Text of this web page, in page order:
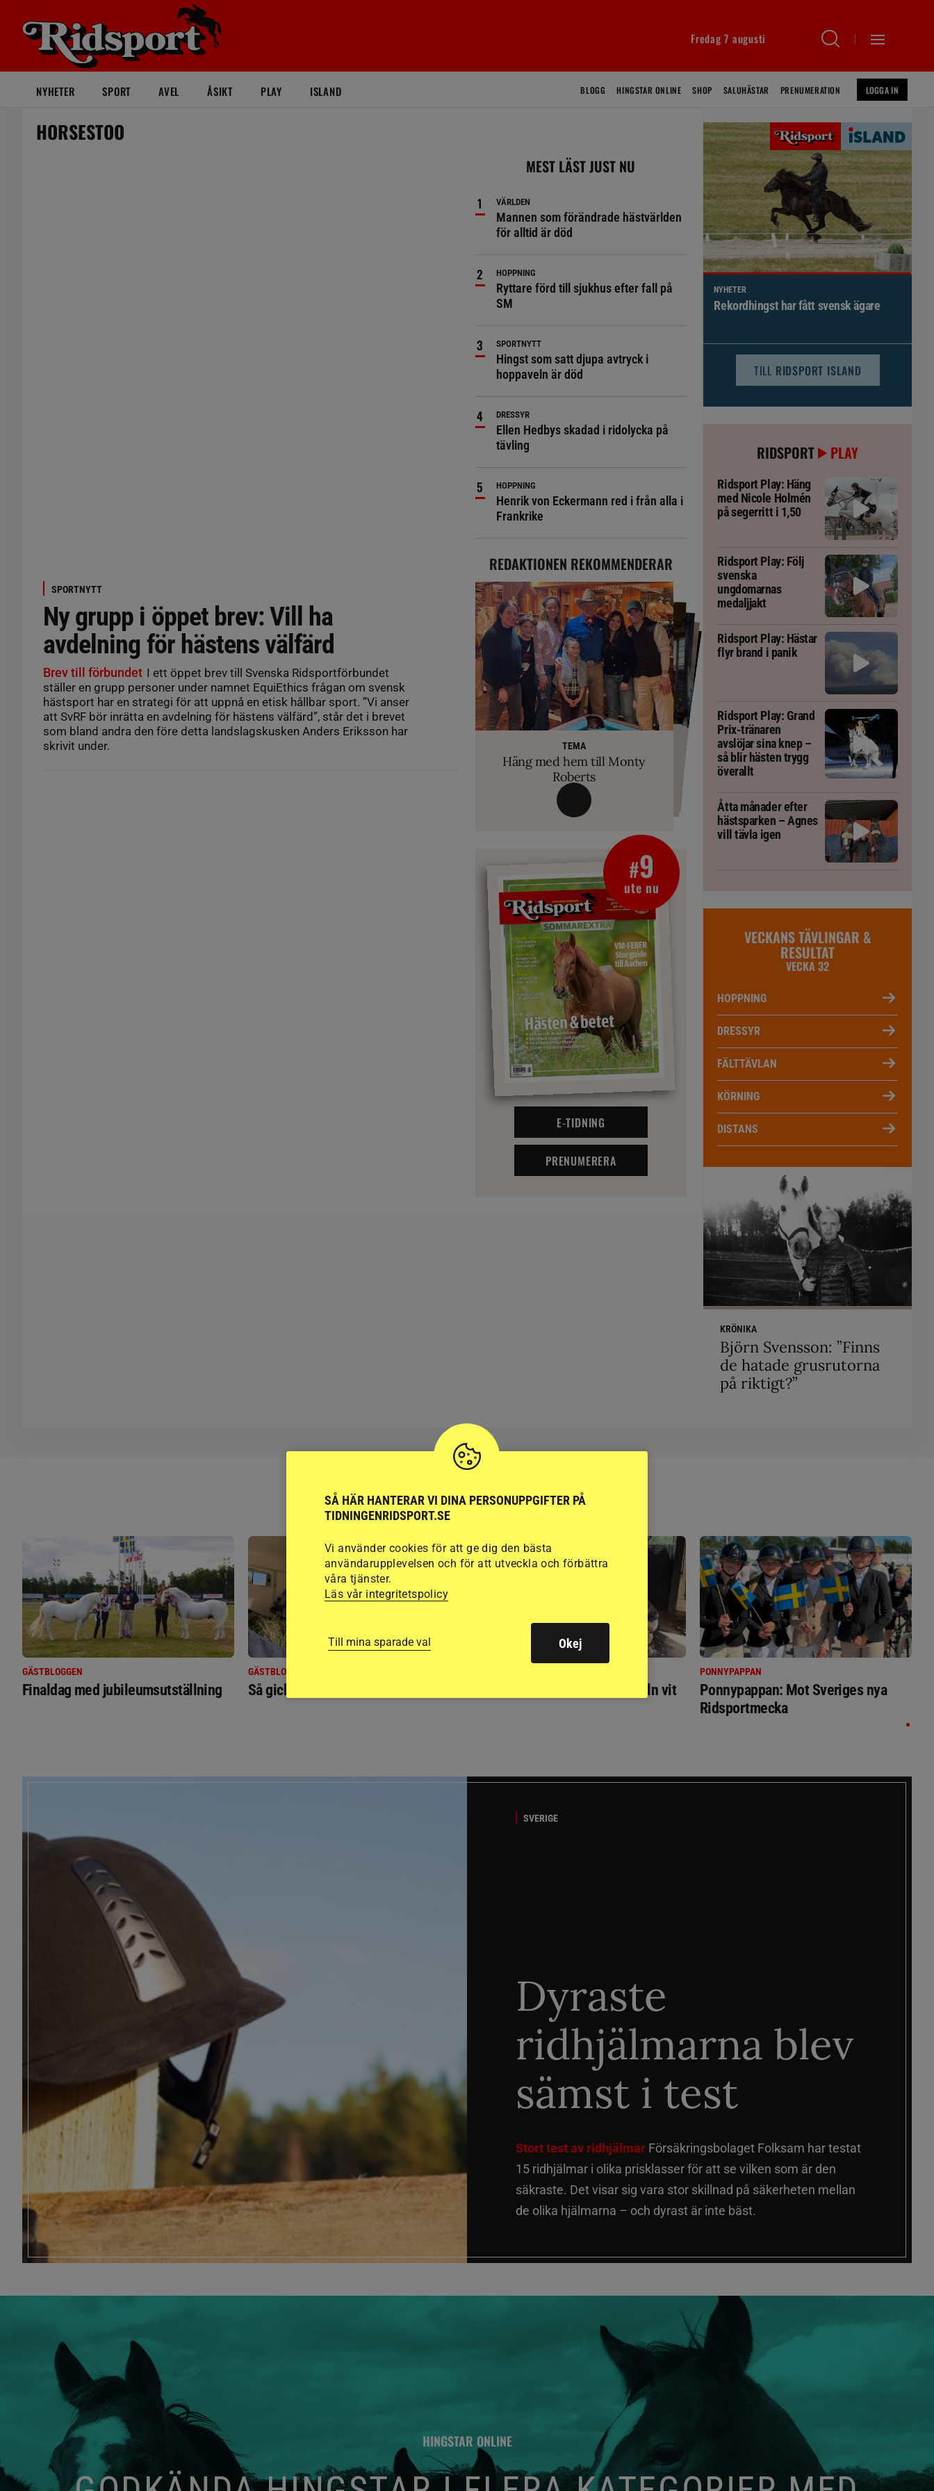
Fredag 7 augusti
NYHETER SPORT AVEL ÅSIKT PLAY ISLAND BLOGG HINGSTAR ONLINE SHOP SALUHÄSTAR PRENUMERATION LOGGA IN
HORSESTOO
SPORTNYTT
Ny grupp i öppet brev: Vill ha
avdelning för hästens välfärd
Brev till förbundet I ett öppet brev till Svenska Ridsportförbundet
ställer en grupp personer under namnet EquiEthics frågan om svensk
hästsport har en strategi för att uppnå en etisk hållbar sport. ”Vi anser
att SvRF bör inrätta en avdelning för hästens välfärd”, står det i brevet
som bland andra den före detta landslagskusken Anders Eriksson har
skrivit under.
MEST LÄST JUST NU
VÄRLDEN
Mannen som förändrade hästvärlden
för alltid är död
HOPPNING
Ryttare förd till sjukhus efter fall på
SM
SPORTNYTT
Hingst som satt djupa avtryck i
hoppaveln är död
DRESSYR
Ellen Hedbys skadad i ridolycka på
tävling
HOPPNING
Henrik von Eckermann red i från alla i
Frankrike
REDAKTIONEN REKOMMENDERAR
TEMA
Häng med hem till Monty
Roberts
VM-febern stiger – här är allt
inför Aachen
TEMA
Allt du behöver veta om fång
VETERINÄRT
Så märker du om din häst blivit
biten av huggorm
RIDSPORT PLAY
Ridsport Play: Grand Prix-tränaren
avslöjar sina knep – så blir hästen trygg överallt
#9
ute nu
E-TIDNING
PRENUMERERA
NYHETER
Brett politiskt stöd för förändringar i
TILL RIDSPORT ISLAND
RIDSPORT PLAY
Ridsport Play: Häng
med Nicole Holmén
på segerritt i 1,50
Ridsport Play: Följ
svenska
ungdomarnas
medaljjakt
Ridsport Play: Hästar
flyr brand i panik
Ridsport Play: Grand
Prix-tränaren
avslöjar sina knep –
så blir hästen trygg
överallt
Åtta månader efter
hästsparken – Agnes
vill tävla igen
VECKANS TÄVLINGAR &
RESULTAT
VECKA 32
HOPPNING
DRESSYR
FÄLTTÄVLAN
KÖRNING
DISTANS
KRÖNIKA
Björn Svensson: ”Finns
de hatade grusrutorna
på riktigt?”
RIDSPORT
BLOGGAR
GÄSTBLOGGEN
Finaldag med jubileumsutställning
GÄSTBLOGGEN
Så gick det på helgens utställning Bästa tipsen för att få skimmeln vit
PONNYPAPPAN
Ponnypappan: Mot Sveriges nya
Ridsportmecka
SVERIGE
Dyraste
ridhjälmarna blev
sämst i test
Stort test av ridhjälmar Försäkringsbolaget Folksam har testat
15 ridhjälmar i olika prisklasser för att se vilken som är den
säkraste. Det visar sig vara stor skillnad på säkerheten mellan
de olika hjälmarna – och dyrast är inte bäst.
HINGSTAR ONLINE
SÅ HÄR HANTERAR VI DINA PERSONUPPGIFTER PÅ
TIDNINGENRIDSPORT.SE
Vi använder cookies för att ge dig den bästa
användarupplevelsen och för att utveckla och förbättra
våra tjänster.
Läs vår integritetspolicy
Till mina sparade val Okej